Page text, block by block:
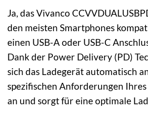
Ja, das Vivanco
den meisten Smartphones
einen USB-A oder USB-C
Dank der Power Delivery (PD)
sich das Ladegerät automatisch
spezifischen Anforderungen
an und sorgt für eine optimale